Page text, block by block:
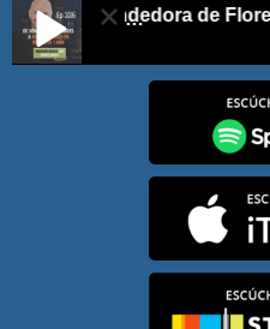
– De Vendedora de Flores a
E336 – De Vendedora